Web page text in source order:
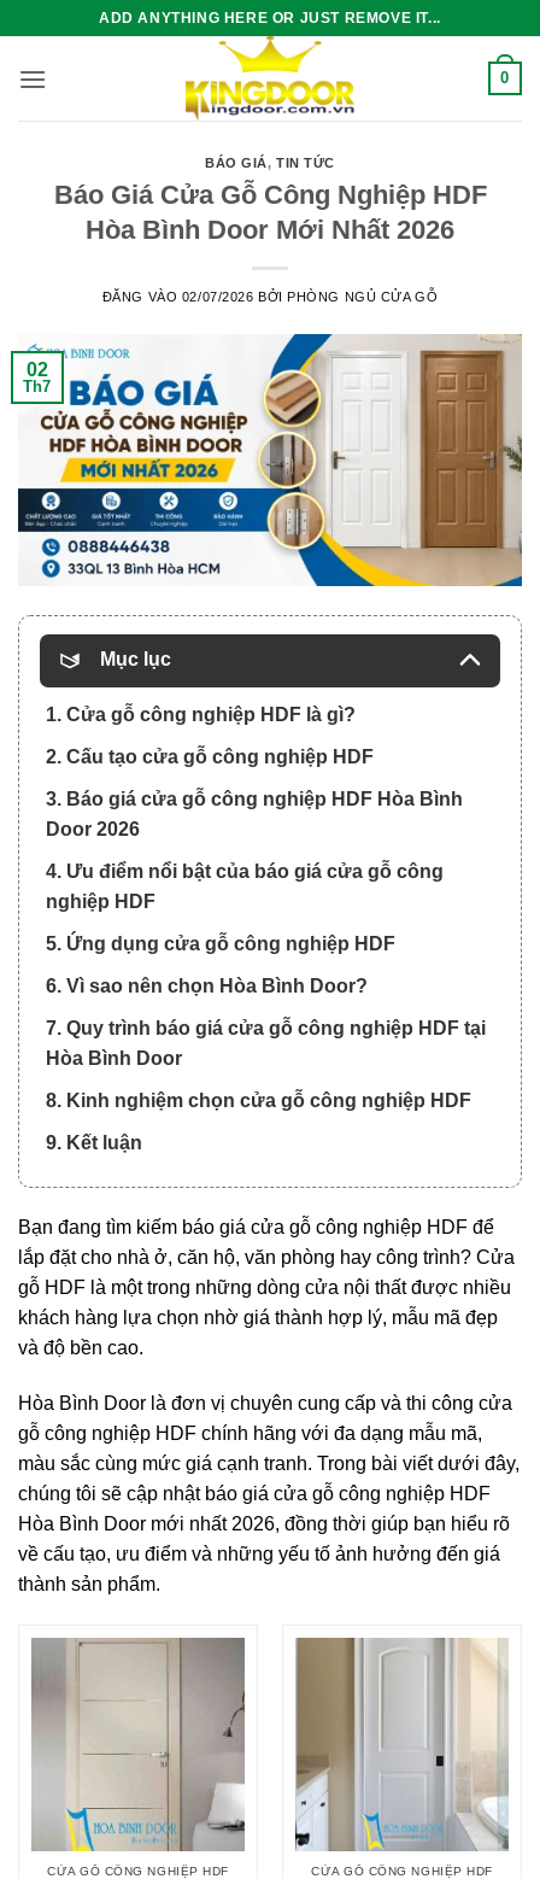
nội
ADD ANYTHING HERE OR JUST REMOVE IT...
0
BÁO GIÁ,TIN TỨC
Báo Giá Cửa Gỗ Công Nghiệp HDF
Hòa Bình Door Mới Nhất 2026
ĐĂNG VÀO 02/07/2026 BỞIPHÒNG NGỦ CỬA GỖ
02
Th7
Mục lục
1. Cửa gỗ công nghiệp HDF là gì?
2. Cấu tạo cửa gỗ công nghiệp HDF
3. Báo giá cửa gỗ công nghiệp HDF Hòa Bình
Door 2026
4. Ưu điểm nổi bật của báo giá cửa gỗ công
nghiệp HDF
5. Ứng dụng cửa gỗ công nghiệp HDF
6. Vì sao nên chọn Hòa Bình Door?
7. Quy trình báo giá cửa gỗ công nghiệp HDF tại
Hòa Bình Door
8. Kinh nghiệm chọn cửa gỗ công nghiệp HDF
9. Kết luận
Bạn đang tìm kiếm báo giá cửa gỗ công nghiệp HDF để
lắp đặt cho nhà ở, căn hộ, văn phòng hay công trình? Cửa
gỗ HDF là một trong những dòng cửa nội thất được nhiều
khách hàng lựa chọn nhờ giá thành hợp lý, mẫu mã đẹp
và độ bền cao.
Hòa Bình Door là đơn vị chuyên cung cấp và thi công cửa
gỗ công nghiệp HDF chính hãng với đa dạng mẫu mã,
màu sắc cùng mức giá cạnh tranh. Trong bài viết dưới đây,
chúng tôi sẽ cập nhật báo giá cửa gỗ công nghiệp HDF
Hòa Bình Door mới nhất 2026, đồng thời giúp bạn hiểu rõ
về cấu tạo, ưu điểm và những yếu tố ảnh hưởng đến giá
thành sản phẩm.
CỬA GỖ CÔNG NGHIỆP HDF CỬA GỖ CÔNG NGHIỆP HDF